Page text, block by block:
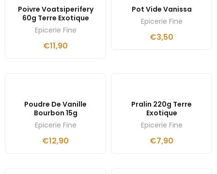
Poivre Voatsiperifery
60g Terre Exotique
Epicerie Fine
€11,90
Pot Vide Vanissa
Epicerie Fine
€3,50
Poudre De Vanille
Bourbon 15g
Epicerie Fine
€12,90
Pralin 220g Terre
Exotique
Epicerie Fine
€7,90